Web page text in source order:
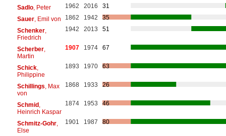
Sadlo, Peter 1962 2016
31
Sauer, Emil von 1862 1942
35
Schenker,
Friedrich
1942 2013 51
Scherber,
Martin
1907 1974 67
Schick,
Philippine
1893 1970 63
Schillings , Max
von
1868 1933 26
Schmid,
Heinrich Kaspar
1874 1953 46
Schmitz-Gohr,
Else
1901 1987 80